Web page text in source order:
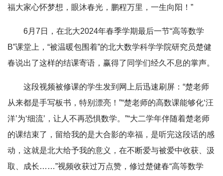
福大家心怀梦想，眼沐春光，鹏程万里，一生向阳！”
6月7日，在北大2024年春季学期最后一节“高等数学
B”课堂上，“被温暖包围着”的北大数学科学学院研究员楚健
春说出了这样的结课寄语，赢得了同学们经久不息的掌声。
这段视频被修课的学生发到网上后迅速刷屏：“楚老师
从来都是手写板书，特别漂亮！”“楚老师的高数课能够化‘汪
洋’为‘细流’，让人不再恐惧数学。”“大二学年伴随着楚老师
的课结束了，留给我的是大合影的幸福，是听完这段话的感
动，这就是北大给予我的意义，在不断爱与被爱中收获、汲
取、成长……”视频收获过万点赞，修过楚健春“高等数学